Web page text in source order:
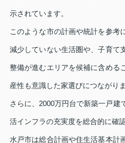
示されています。
このような市の計画や統計を参考
減少していない生活圏や、子育て
整備が進むエリアを候補に含める
産性も意識した家選びにつながりま
さらに、2000万円台で新築一戸建
活インフラの充実度を総合的に確
水戸市は総合計画や住生活基本計